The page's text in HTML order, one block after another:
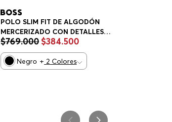
POLO SLIM FIT DE ALGODÓN
MERCERIZADO CON DETALLES
ESTRUCTURADOS POLO SLIM FIT
HOMBRE
$769.000 $384.500
Negro + 2 Colores